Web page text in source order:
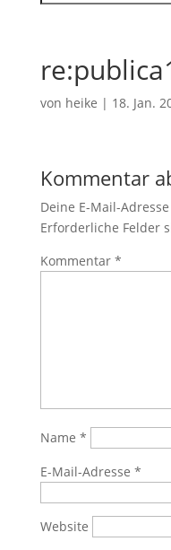
von heike | 18. Jan.
Kommentar
Deine E-Mail-
Erforderliche Felder
Kommentar *
Name *
E-Mail-Adresse *
Website